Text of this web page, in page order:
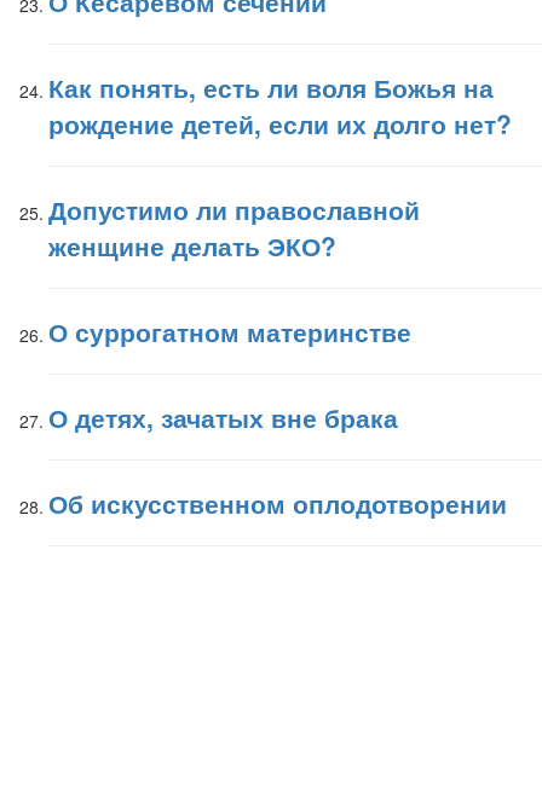
Как понять, есть ли воля Божья на
рождение детей, если их долго нет?
Допустимо ли православной
женщине делать ЭКО?
О суррогатном материнстве
О детях, зачатых вне брака
Об искусственном оплодотворении